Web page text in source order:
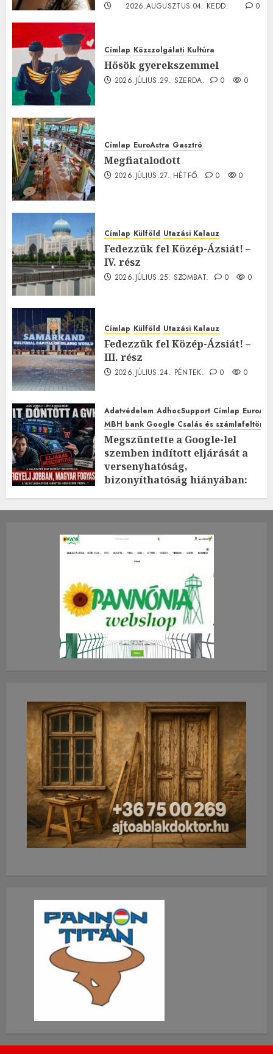
2026.AUGUSZTUS.04. KEDD.
0
Címlap Közszolgálati Kultúra
Hősök gyerekszemmel
2026.JÚLIUS.29. SZERDA. 0 0
Címlap EuroAstra Gasztró
Megfiatalodott
2026.JÚLIUS.27. HÉTFŐ. 0 0
Címlap Külföld Utazási Kalauz
Fedezzük fel Közép-Ázsiát! –
IV. rész
2026.JÚLIUS.25. SZOMBAT. 0 0
Címlap Külföld Utazási Kalauz
Fedezzük fel Közép-Ázsiát! –
III. rész
2026.JÚLIUS.24. PÉNTEK. 0 0
Adatvédelem AdhocSupport Címlap
MBH bank Google Csalás és
Megszüntette a Google-lel
szemben indított eljárását a
versenyhatóság,
bizonyíthatóság hiányában:
2026.JÚLIUS.23. CSÜTÖRTÖK.
0